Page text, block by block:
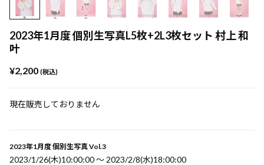
2023年1月度 個別生写真L5枚+2L3枚セット 村上 和
叶
¥2,200 (税込)
現在販売しておりません
2023年1月度 個別生写真 Vol.3
2023/1/26(木)10:00:00 〜 2023/2/8(水)18:00:00